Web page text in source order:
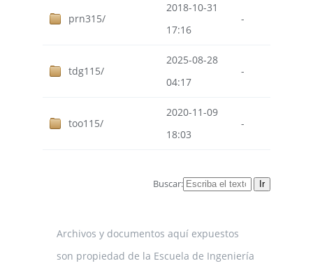
prn315/
2018-10-31
17:16
-
tdg115/
2025-08-28
04:17
-
too115/
2020-11-09
18:03
-
Buscar:
Archivos y documentos aquí expuestos
son propiedad de la Escuela de Ingeniería